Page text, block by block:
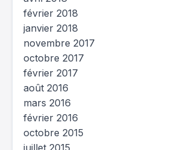
février 2018
janvier 2018
novembre 2017
octobre 2017
février 2017
août 2016
mars 2016
février 2016
octobre 2015
juillet 2015